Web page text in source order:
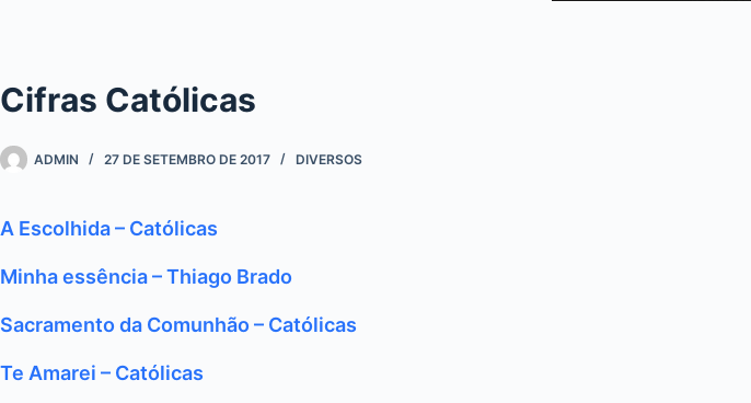
Cifras Católicas
ADMIN 27 DE SETEMBRO DE 2017 DIVERSOS
A Escolhida – Católicas
Minha essência – Thiago Brado
Sacramento da Comunhão – Católicas
Te Amarei – Católicas